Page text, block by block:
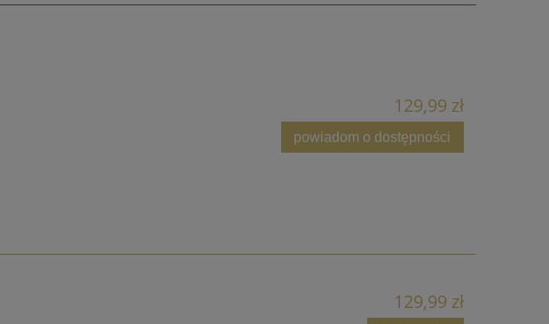
129,99 zł
powiadom o dostępności
129,99 zł